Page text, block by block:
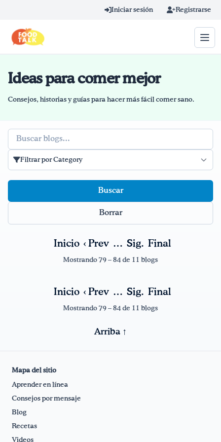
Iniciar sesión Registrarse
Término de búsqueda
Home
Blog
Recetas
¡Bebe agua, Georgia!
Ideas para comer mejor
Consejos, historias y guías para hacer más fácil comer sano.
Buscar
Filtrar por Category
Borrar
Inicio ‹ Prev … Sig. Final
Mostrando 79 – 84 de 11 blogs
Inicio ‹ Prev … Sig. Final
Mostrando 79 – 84 de 11 blogs
Arriba ↑
Mapa del sitio
Aprender en línea
Consejos por mensaje
Blog
Recetas
Videos